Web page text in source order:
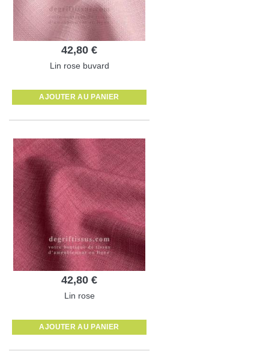
42,80 €
Lin rose buvard
AJOUTER AU PANIER
42,80 €
Lin rose
AJOUTER AU PANIER